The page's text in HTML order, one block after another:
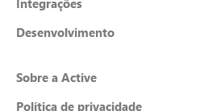
Integrações
Desenvolvimento
Sobre a Active
Política de privacidade